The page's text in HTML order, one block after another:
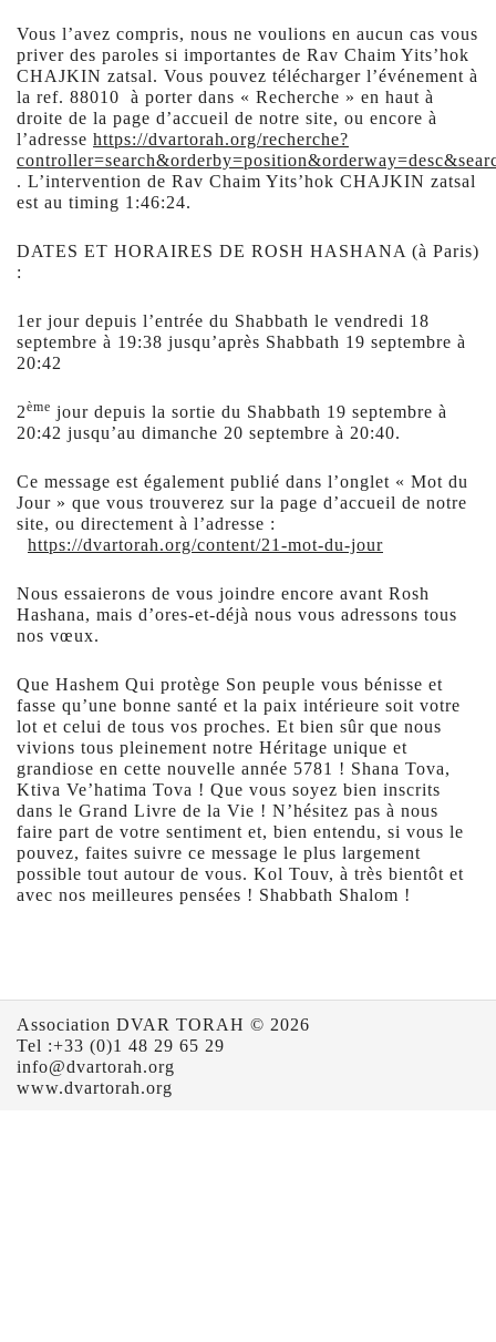
Vous l’avez compris, nous ne voulions en aucun cas vous
priver des paroles si importantes de Rav Chaim Yits’hok
CHAJKIN zatsal. Vous pouvez télécharger l’événement à
la ref. 88010 à porter dans « Recherche » en haut à
droite de la page d’accueil de notre site, ou encore à
l’adresse https://dvartorah.org/recherche?
. L’intervention de Rav Chaim Yits’hok CHAJKIN zatsal
est au timing 1:46:24.
DATES ET HORAIRES DE ROSH HASHANA (à Paris)
:
1er jour depuis l’entrée du Shabbath le vendredi 18
septembre à 19:38 jusqu’après Shabbath 19 septembre à
20:42
2ème jour depuis la sortie du Shabbath 19 septembre à
20:42 jusqu’au dimanche 20 septembre à 20:40.
Ce message est également publié dans l’onglet « Mot du
Jour » que vous trouverez sur la page d’accueil de notre
site, ou directement à l’adresse :
https://dvartorah.org/content/21-mot-du-jour
Nous essaierons de vous joindre encore avant Rosh
Hashana, mais d’ores-et-déjà nous vous adressons tous
nos vœux.
Que Hashem Qui protège Son peuple vous bénisse et
fasse qu’une bonne santé et la paix intérieure soit votre
lot et celui de tous vos proches. Et bien sûr que nous
vivions tous pleinement notre Héritage unique et
grandiose en cette nouvelle année 5781 ! Shana Tova,
Ktiva Ve’hatima Tova ! Que vous soyez bien inscrits
dans le Grand Livre de la Vie ! N’hésitez pas à nous
faire part de votre sentiment et, bien entendu, si vous le
pouvez, faites suivre ce message le plus largement
possible tout autour de vous. Kol Touv, à très bientôt et
avec nos meilleures pensées ! Shabbath Shalom !
Association DVAR TORAH © 2026
Tel :+33 (0)1 48 29 65 29
info@dvartorah.org
www.dvartorah.org